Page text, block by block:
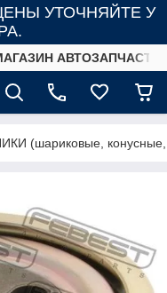
УТОЧНЯЙТЕ У
(шариковые, конусные,